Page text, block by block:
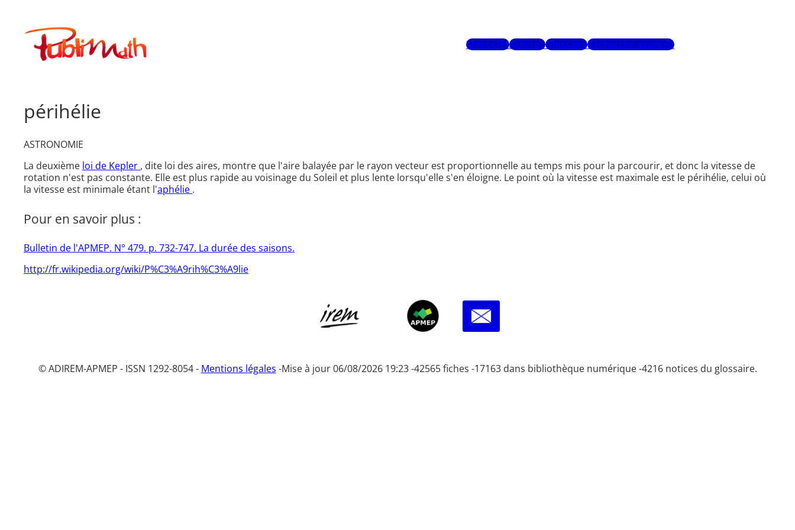
contenuPublimath
Mots-clésAuteursGlossaireRecherche avancée
périhélie
ASTRONOMIE
La deuxième loi de Kepler , dite loi des aires, montre que l'aire balayée par le rayon vecteur est proportionnelle au temps mis pour la parcourir, et donc la vitesse de
rotation n'est pas constante. Elle est plus rapide au voisinage du Soleil et plus lente lorsqu'elle s'en éloigne. Le point où la vitesse est maximale est le périhélie, celui où
la vitesse est minimale étant l'aphélie .
Pour en savoir plus :
Bulletin de l'APMEP. N° 479. p. 732-747. La durée des saisons.
http://fr.wikipedia.org/wiki/P%C3%A9rih%C3%A9lie
© ADIREM-APMEP - ISSN 1292-8054 - Mentions légales -Mise à jour 06/08/2026 19:23 -42565 fiches -17163 dans bibliothèque numérique -4216 notices du glossaire.